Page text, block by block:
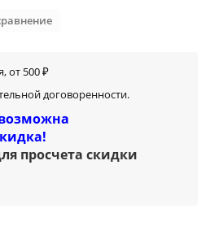
от 500 ₽
договоренности.
просчета скидки